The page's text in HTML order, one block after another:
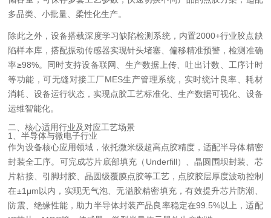
多品类、小批量、柔性化生产。
除此之外，设备搭载深度学习缺陷检测系统，内置2000+行业胶点缺
陷样本库，搭配振动传感器实现针头堵塞、偏移精准预警，检测准确
率≥98%。同时支持设备联网、生产数据上传、吐出计数、工序计时
等功能，可无缝对接工厂MES生产管理系统，实时统计良率、耗材
消耗、设备运行状态，实现点胶工艺标准化、生产数据可视化、设备
运维智能化。
二、核心适用行业及对应工艺场景
1、半导体与微电子行业
作为设备核心应用领域，依托微米级超高点胶精度，适配半导体精密
封装全工序。可完成芯片底部填充（Underfill）、晶圆围坝封装、芯
片粘接、引脚封胶、晶圆级覆膜点胶等工艺，点胶胶层厚度波动控制
在±1μm以内，实现无气泡、无溢胶精密填充，有效提升芯片防潮、
防震、绝缘性能，助力半导体封装产品良率稳定在99.5%以上，适配